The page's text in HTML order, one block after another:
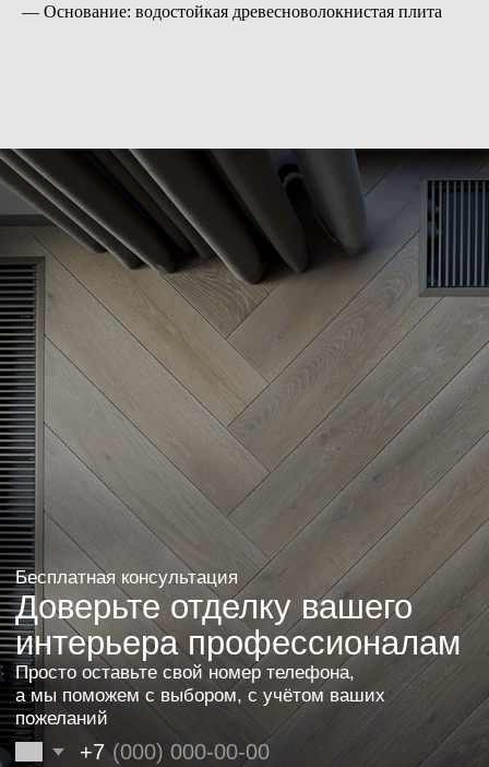
— Основание: водостойкая древесноволокнистая плита
Другие проекты